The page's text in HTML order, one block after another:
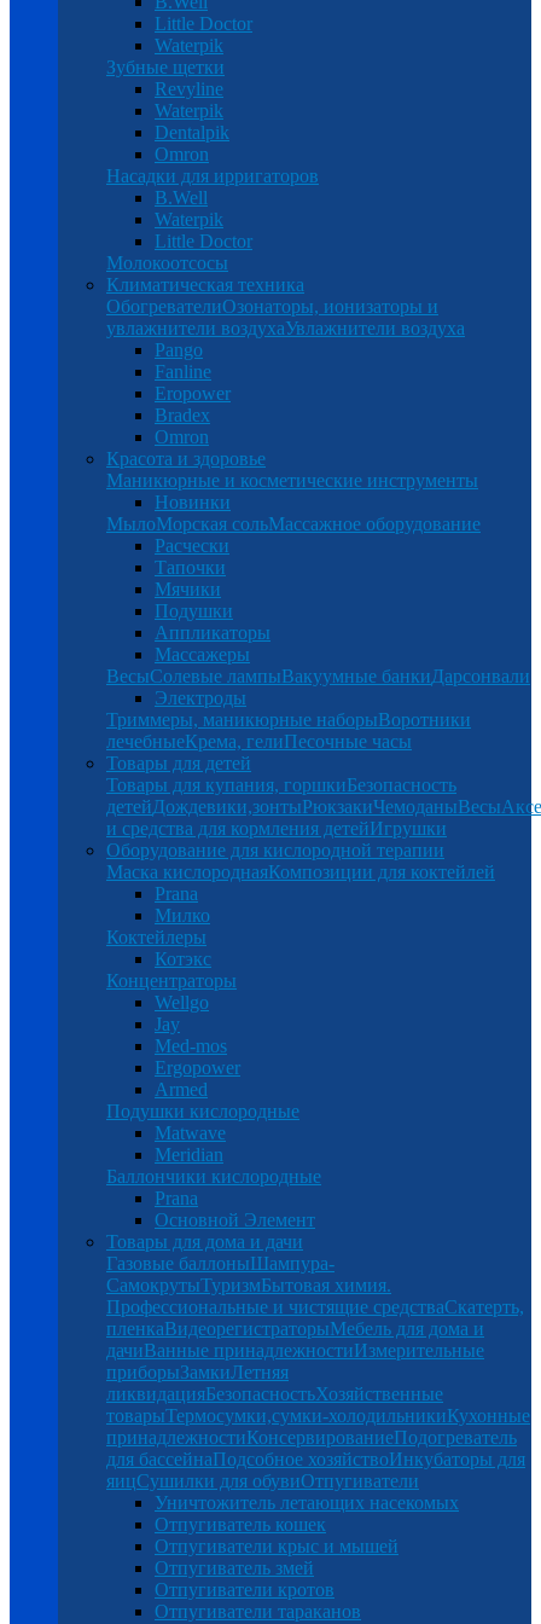
Little Doctor
Waterpik
Зубные щетки
Revyline
Waterpik
Dentalpik
Omron
Насадки для ирригаторов
B.Well
Waterpik
Little Doctor
Молокоотсосы
Климатическая техника
ОбогревателиОзонаторы, ионизаторы и
увлажнители воздухаУвлажнители воздуха
Pango
Fanline
Eropower
Bradex
Omron
Красота и здоровье
Маникюрные и косметические инструменты
Новинки
МылоМорская сольМассажное оборудование
Расчески
Тапочки
Мячики
Подушки
Аппликаторы
Массажеры
ВесыСолевые лампыВакуумные банкиДарсонвали
Электроды
Триммеры, маникюрные наборыВоротники
лечебныеКрема, гелиПесочные часы
Товары для детей
Товары для купания, горшкиБезопасность
детейДождевики,зонтыРюкзакиЧемоданыВесы
и средства для кормления детейИгрушки
Оборудование для кислородной терапии
Маска кислороднаяКомпозиции для коктейлей
Prana
Милко
Коктейлеры
Котэкс
Концентраторы
Wellgo
Jay
Med-mos
Ergopower
Armed
Подушки кислородные
Matwave
Meridian
Баллончики кислородные
Prana
Основной Элемент
Товары для дома и дачи
Газовые баллоныШампура-
СамокрутыТуризмБытовая химия.
Профессиональные и чистящие средстваСкатерть,
пленкаВидеорегистраторыМебель для дома и
дачиВанные принадлежностиИзмерительные
приборыЗамкиЛетняя
ликвидацияБезопасностьХозяйственные
товарыТермосумки,сумки-холодильникиКухонные
принадлежностиКонсервированиеПодогреватель
для бассейнаПодсобное хозяйствоИнкубаторы для
яицСушилки для обувиОтпугиватели
Уничтожитель летающих насекомых
Отпугиватель кошек
Отпугиватели крыс и мышей
Отпугиватель змей
Отпугиватели кротов
Отпугиватели тараканов